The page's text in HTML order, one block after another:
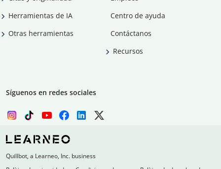
Herramientas de IA
Otras herramientas
Centro de ayuda
Contáctanos
Recursos
Síguenos en redes sociales
Quillbot, a Learneo, Inc. business